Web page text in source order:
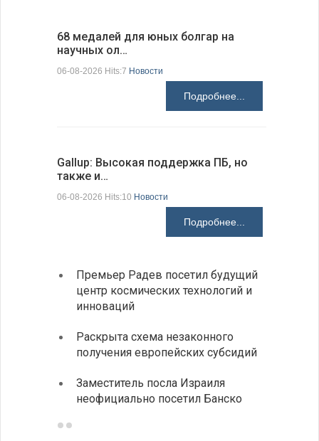
68 медалей для юных болгар на
научных ол…
06-08-2026 Hits:7 Новости
Подробнее...
Gallup: Высокая поддержка ПБ, но
также и…
06-08-2026 Hits:10 Новости
Подробнее...
Премьер Радев посетил будущий
центр космических технологий и
инноваций
Раскрыта схема незаконного
получения европейских субсидий
Заместитель посла Израиля
неофициально посетил Банско